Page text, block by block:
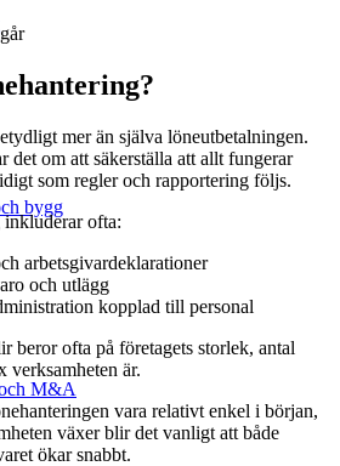
bygg
M&A
mer än själva löneutbetalningen.
det om att säkerställa att allt fungerar
som regler och rapportering följs.
ofta:
arbetsgivardeklarationer
och utlägg
kopplad till personal
beror ofta på företagets storlek, antal
verksamheten är.
vara relativt enkel i början,
växer blir det vanligt att både
ökar snabbt.